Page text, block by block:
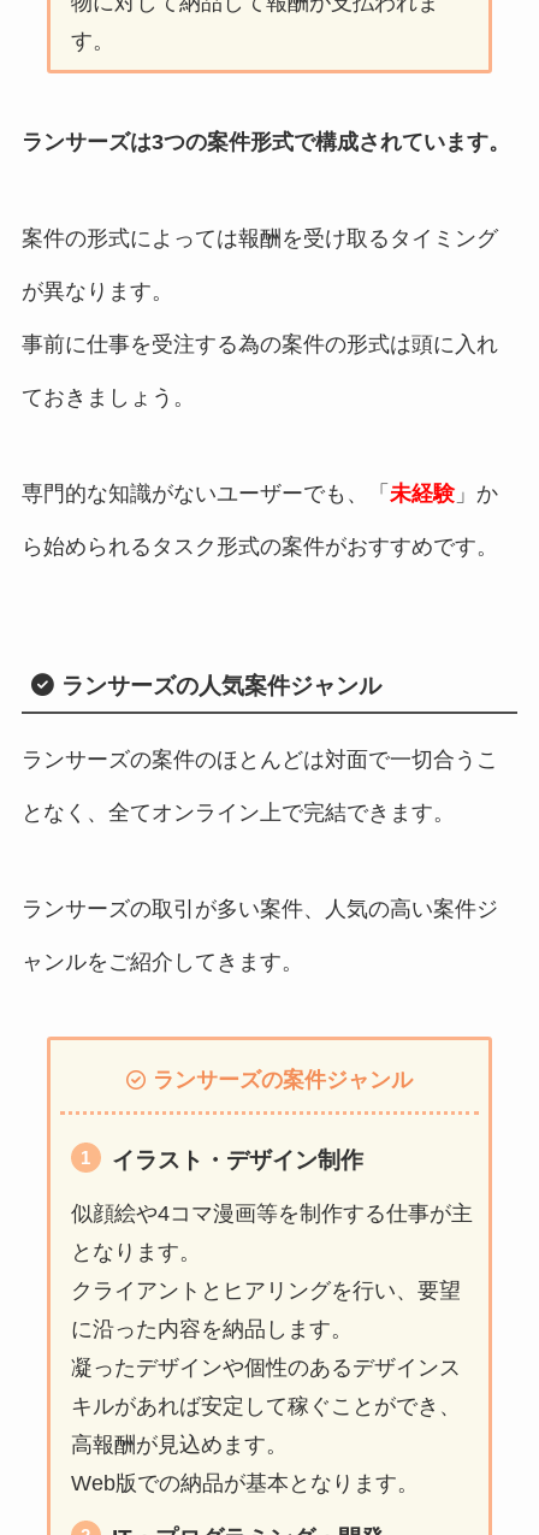
す。
ランサーズは3つの案件形式で構成されています。
案件の形式によっては報酬を受け取るタイミング
が異なります。
事前に仕事を受注する為の案件の形式は頭に入れ
ておきましょう。
専門的な知識がないユーザーでも、「 未経験」か
ら始められるタスク形式の案件がおすすめです。
ランサーズの人気案件ジャンル
ランサーズの案件のほとんどは対面で一切合うこ
となく、全てオンライン上で完結できます。
ランサーズの取引が多い案件、人気の高い案件ジ
ャンルをご紹介してきます。
ランサーズの案件ジャンル
イラスト・デザイン制作
似顔絵や4コマ漫画等を制作する仕事が主
となります。
クライアントとヒアリングを行い、要望
に沿った内容を納品します。
凝ったデザインや個性のあるデザインス
キルがあれば安定して稼ぐことができ、
高報酬が見込めます。
Web版での納品が基本となります。